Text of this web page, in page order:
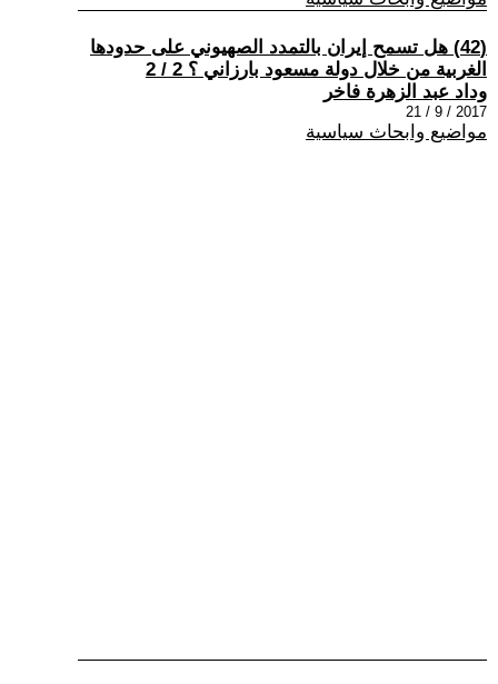
(42) هل تسمح إيران بالتمدد الصهيوني على حدودها
الغربية من خلال دولة مسعود بارزاني ؟ 2 / 2
وداد عبد الزهرة فاخر
2017 / 9 / 21
مواضيع وابحاث سياسية